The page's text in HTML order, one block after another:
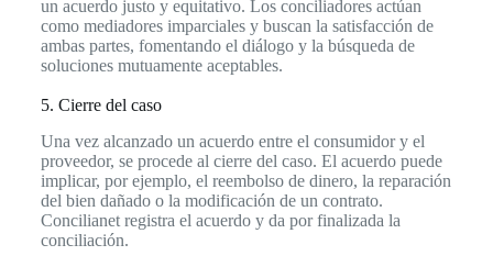
un acuerdo justo y equitativo. Los conciliadores actúan
como mediadores imparciales y buscan la satisfacción de
ambas partes, fomentando el diálogo y la búsqueda de
soluciones mutuamente aceptables.
5. Cierre del caso
Una vez alcanzado un acuerdo entre el consumidor y el
proveedor, se procede al cierre del caso. El acuerdo puede
implicar, por ejemplo, el reembolso de dinero, la reparación
del bien dañado o la modificación de un contrato.
Concilianet registra el acuerdo y da por finalizada la
conciliación.